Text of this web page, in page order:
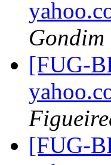
Gondim
[FUG-
[FUG-